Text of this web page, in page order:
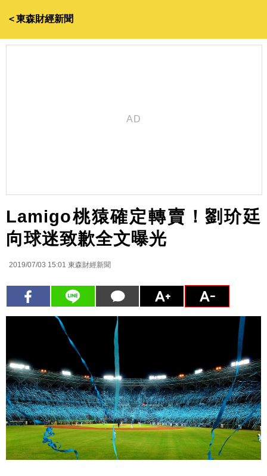
＜東森財經新聞
Lamigo桃猿確定轉賣！劉玠廷
向球迷致歉全文曝光
2019/07/03 15:01 東森財經新聞